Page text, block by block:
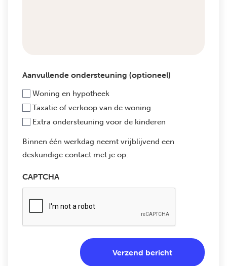
Aanvullende ondersteuning (optioneel)
Woning en hypotheek
Taxatie of verkoop van de woning
Extra ondersteuning voor de kinderen
Binnen één werkdag neemt vrijblijvend een
deskundige contact met je op.
CAPTCHA